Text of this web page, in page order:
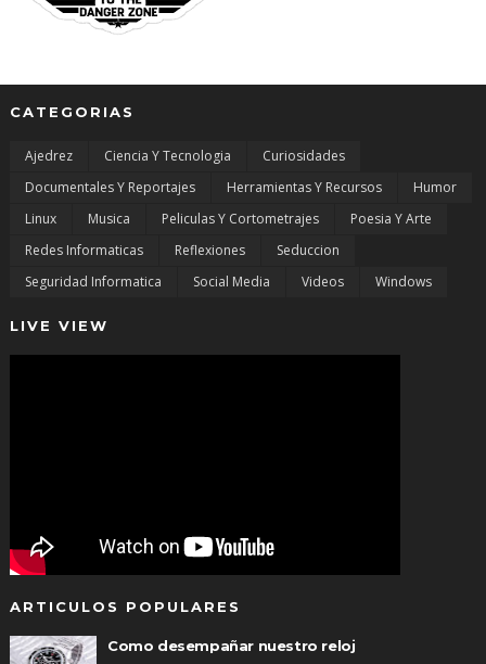
CATEGORIAS
Ajedrez Ciencia Y Tecnologia
Curiosidades
Documentales Y Reportajes
Herramientas Y Recursos
Humor
Linux
Musica Peliculas Y Cortometrajes
Poesia Y Arte
Redes Informaticas
Reflexiones
Seduccion
Seguridad Informatica
Social Media Videos Windows
LIVE VIEW
ARTICULOS POPULARES
Como desempañar nuestro reloj